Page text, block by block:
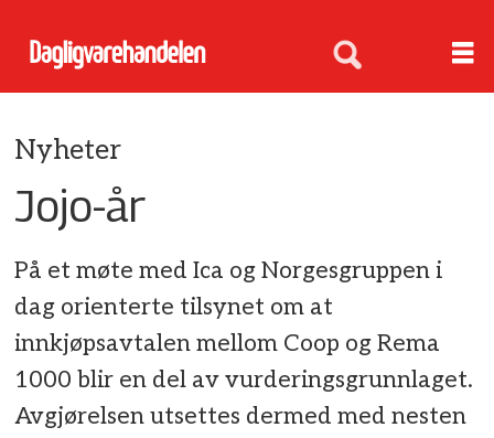
Nyheter
Jojo-år
På et møte med Ica og Norgesgruppen i
dag orienterte tilsynet om at
innkjøpsavtalen mellom Coop og Rema
1000 blir en del av vurderingsgrunnlaget.
Avgjørelsen utsettes dermed med nesten